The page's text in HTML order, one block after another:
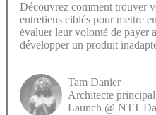
Découvrez comment trouver
entretiens ciblés pour mettre
évaluer leur volonté de payer
développer un produit
Tam Danier
Architecte
Launch @ NTT